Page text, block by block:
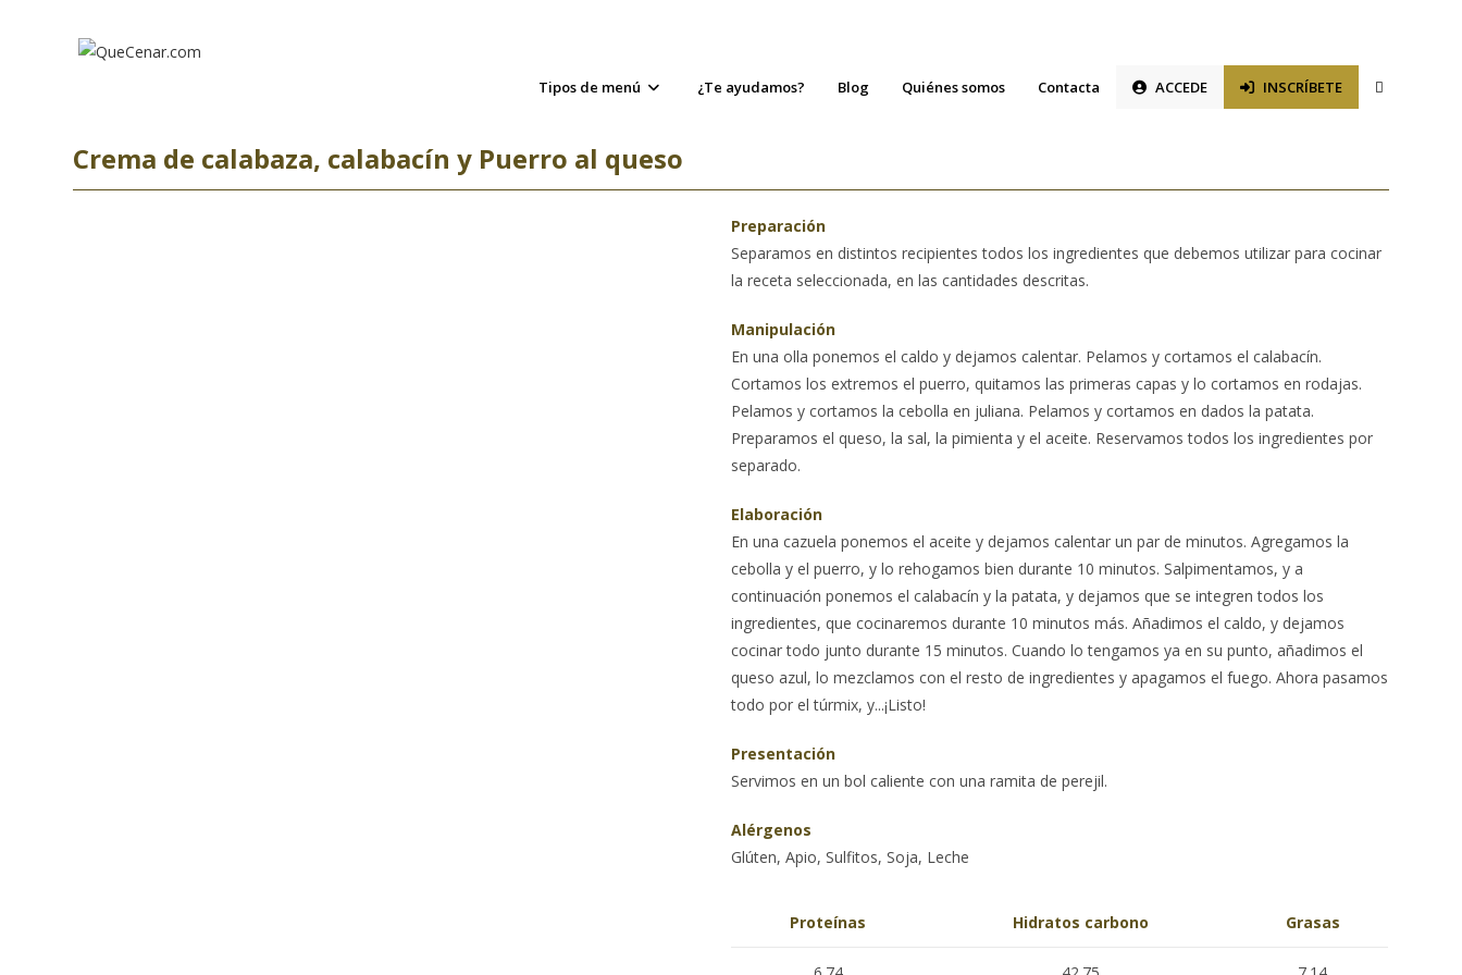
Tipos de menú ¿Te ayudamos? Blog Quiénes somos Contacta ACCEDE INSCRÍBETE Alternar
web
Crema de calabaza, calabacín y Puerro al queso
Preparación
Separamos en distintos recipientes todos los ingredientes que debemos utilizar para cocinar
la receta seleccionada, en las cantidades descritas.
Manipulación
En una olla ponemos el caldo y dejamos calentar. Pelamos y cortamos el calabacín.
Cortamos los extremos el puerro, quitamos las primeras capas y lo cortamos en rodajas.
Pelamos y cortamos la cebolla en juliana. Pelamos y cortamos en dados la patata.
Preparamos el queso, la sal, la pimienta y el aceite. Reservamos todos los ingredientes por
separado.
Elaboración
En una cazuela ponemos el aceite y dejamos calentar un par de minutos. Agregamos la
cebolla y el puerro, y lo rehogamos bien durante 10 minutos. Salpimentamos, y a
continuación ponemos el calabacín y la patata, y dejamos que se integren todos los
ingredientes, que cocinaremos durante 10 minutos más. Añadimos el caldo, y dejamos
cocinar todo junto durante 15 minutos. Cuando lo tengamos ya en su punto, añadimos el
queso azul, lo mezclamos con el resto de ingredientes y apagamos el fuego. Ahora pasamos
todo por el túrmix, y...¡Listo!
Presentación
Servimos en un bol caliente con una ramita de perejil.
Alérgenos
Glúten, Apio, Sulfitos, Soja, Leche
Proteínas Hidratos carbono Grasas